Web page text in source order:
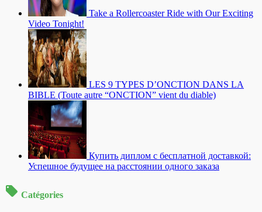
Take a Rollercoaster Ride with Our Exciting
Video Tonight!
LES 9 TYPES D’ONCTION DANS LA
BIBLE (Toute autre “ONCTION” vient du diable)
Купить диплом с бесплатной доставкой:
Успешное будущее на расстоянии одного заказа
Catégories